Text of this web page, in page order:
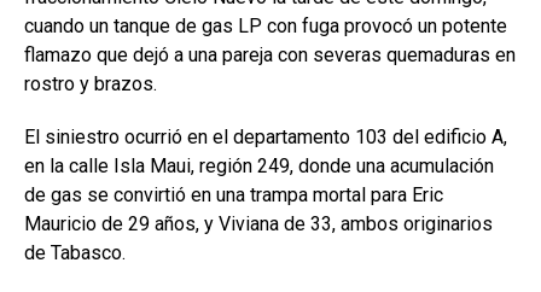
cuando un tanque de gas LP con fuga provocó un potente
flamazo que dejó a una pareja con severas quemaduras en
rostro y brazos.
El siniestro ocurrió en el departamento 103 del edificio A,
en la calle Isla Maui, región 249, donde una acumulación
de gas se convirtió en una trampa mortal para Eric
Mauricio de 29 años, y Viviana de 33, ambos originarios
de Tabasco.